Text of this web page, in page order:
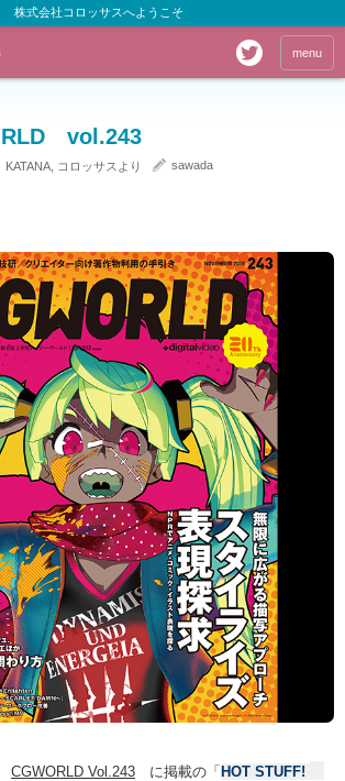
株式会社コロッサスへようこそ
menu
vol.243
KATANA コロッサスより sawada
CGWORLD Vol.243 に掲載の「 HOT STUFF!